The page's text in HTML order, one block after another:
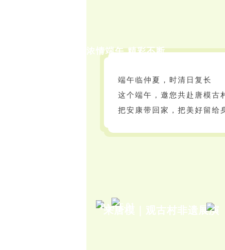
浓情端午 精彩不断
端午临仲夏，时清日复长
这个端午，邀您共赴唐模古
把安康带回家，把美好留给
PART.01
来唐模｜观古村非遗展演